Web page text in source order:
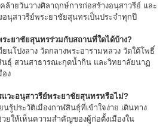
ายวันวางศิลาฤกษ์การก่อสร้างอนุสาวรีย์ และ
นุสาวรีย์พระยาชัยสุนทรเป็นประจำทุกปี
ะยาชัยสุนทรร่วมกับสถานที่ใดได้บ้าง?
ยนโปงลาง วัดกลางพระอารามหลวง วัดใต้โพธิ์
ธุ์ สวนสาธารณะกุดน้ำกิน และวิทยาลัยนาฏ
อง
วะอนุสาวรีย์พระยาชัยสุนทรหรือไม่?
นรู้ประวัติเมืองกาฬสินธุ์ที่เข้าใจง่าย เดินทาง
ยให้เห็นความสำคัญของผู้ก่อตั้งเมืองใน